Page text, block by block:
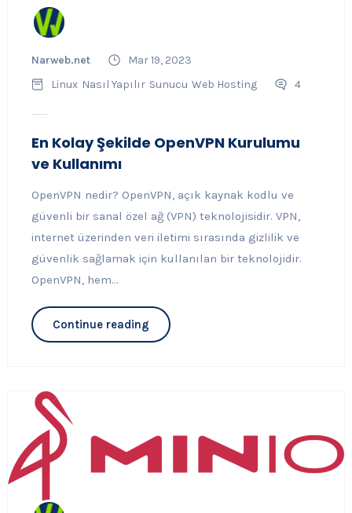
Narweb.net
Mar 19, 2023
Linux Nasıl Yapılır Sunucu Web Hosting 4
En Kolay Şekilde OpenVPN Kurulumu
ve Kullanımı
OpenVPN nedir? OpenVPN, açık kaynak kodlu ve
güvenli bir sanal özel ağ (VPN) teknolojisidir. VPN,
internet üzerinden veri iletimi sırasında gizlilik ve
güvenlik sağlamak için kullanılan bir teknolojidir.
OpenVPN, hem...
Continue reading